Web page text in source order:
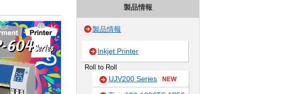
製品情報
製品情報
Inkjet Printer
Roll to Roll
UJV200 Series NEW